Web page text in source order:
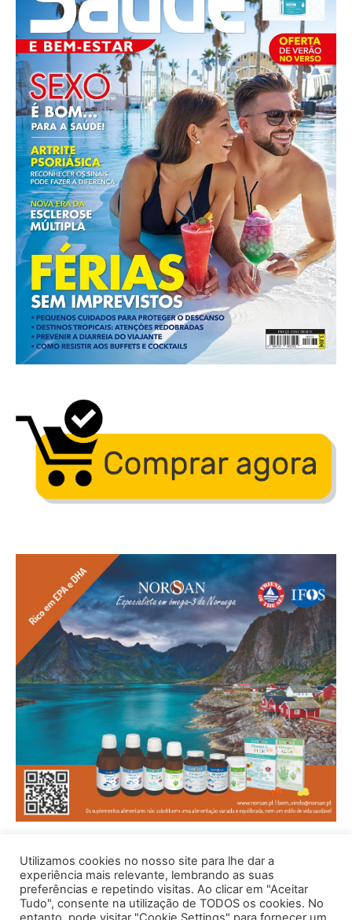
Utilizamos cookies no nosso site para lhe dar a
experiência mais relevante, lembrando as suas
preferências e repetindo visitas. Ao clicar em "Aceitar
Tudo", consente na utilização de TODOS os cookies. No